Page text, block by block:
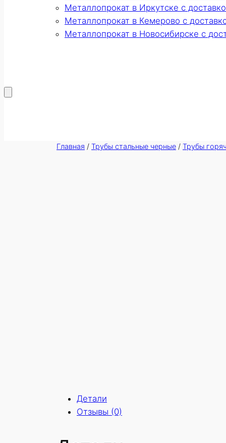
Металлопрокат в Иркутске с
Металлопрокат в Кемерово с
Металлопрокат в Новосибирске с
Главная / Трубы стальные черные / Трубы
Детали
Отзывы (0)